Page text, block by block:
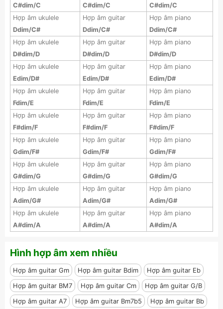
C#dim/C
C#dim/C
C#dim/C
Hợp âm ukulele
Ddim/C#
Hợp âm guitar
Ddim/C#
Hợp âm piano
Ddim/C#
Hợp âm ukulele
D#dim/D
Hợp âm guitar
D#dim/D
Hợp âm piano
D#dim/D
Hợp âm ukulele
Edim/D#
Hợp âm guitar
Edim/D#
Hợp âm piano
Edim/D#
Hợp âm ukulele
Fdim/E
Hợp âm guitar
Fdim/E
Hợp âm piano
Fdim/E
Hợp âm ukulele
F#dim/F
Hợp âm guitar
F#dim/F
Hợp âm piano
F#dim/F
Hợp âm ukulele
Gdim/F#
Hợp âm guitar
Gdim/F#
Hợp âm piano
Gdim/F#
Hợp âm ukulele
G#dim/G
Hợp âm guitar
G#dim/G
Hợp âm piano
G#dim/G
Hợp âm ukulele
Adim/G#
Hợp âm guitar
Adim/G#
Hợp âm piano
Adim/G#
Hợp âm ukulele
A#dim/A
Hợp âm guitar
A#dim/A
Hợp âm piano
A#dim/A
Hình hợp âm xem nhiều
Hợp âm guitar Gm Hợp âm guitar Bdim
Hợp âm guitar Eb
Hợp âm guitar BM7
Hợp âm guitar Cm
Hợp âm guitar G/B
Hợp âm guitar A7
Hợp âm guitar Bm7b5 Hợp âm guitar Bb